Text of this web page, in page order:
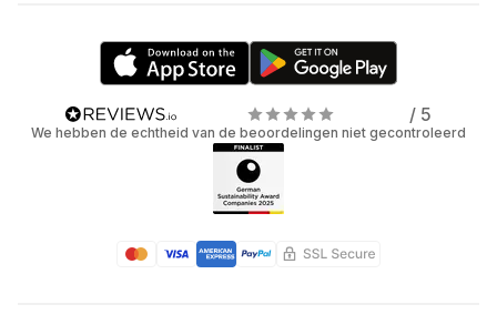
/ 5
We hebben de echtheid van de beoordelingen niet gecontroleerd